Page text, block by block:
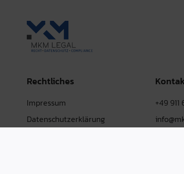
Rechtliches
Impressum
Datenschutzerklärung
+49